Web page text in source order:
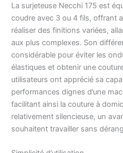
du
pas
Pour
fils,
La surjeteuse Necchi 175 est
coudre avec 3 ou 4 fils, offrant
réaliser des finitions variées,
aux plus complexes. Son
considérable pour éviter les
élastiques et obtenir une
utilisateurs ont apprécié sa
performances dignes d’une
facilitant ainsi la couture à
relativement silencieuse, un
souhaitent travailler sans